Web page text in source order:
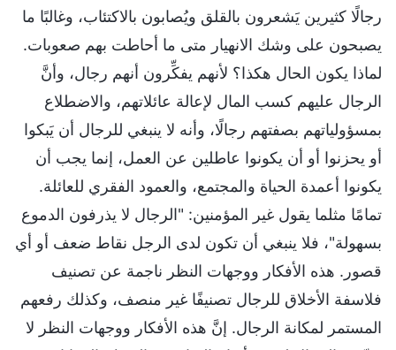
رجالًا كثيرين يَشعرون بالقلق ويُصابون بالاكتئاب، وغالبًا ما
يصبحون على وشك الانهيار متى ما أحاطت بهم صعوبات.
لماذا يكون الحال هكذا؟ لأنهم يفكِّرون أنهم رجال، وأنَّ
الرجال عليهم كسب المال لإعالة عائلاتهم، والاضطلاع
بمسؤولياتهم بصفتهم رجالًا، وأنه لا ينبغي للرجال أن يَبكوا
أو يحزنوا أو أن يكونوا عاطلين عن العمل، إنما يجب أن
يكونوا أعمدة الحياة والمجتمع، والعمود الفقري للعائلة.
تمامًا مثلما يقول غير المؤمنين: "الرجال لا يذرفون الدموع
بسهولة"، فلا ينبغي أن تكون لدى الرجل نقاط ضعف أو أي
قصور. هذه الأفكار ووجهات النظر ناجمة عن تصنيف
فلاسفة الأخلاق للرجال تصنيفًا غير منصف، وكذلك رفعهم
المستمر لمكانة الرجال. إنَّ هذه الأفكار ووجهات النظر لا